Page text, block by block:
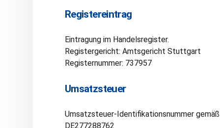
Registereintrag
Eintragung im Handelsregister.
Registergericht: Amtsgericht Stuttgart
Registernummer: 737957
Umsatzsteuer
Umsatzsteuer-Identifikationsnummer
DE277288762